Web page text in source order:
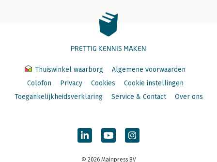
PRETTIG KENNIS MAKEN
Thuiswinkel waarborg
Algemene voorwaarden
Colofon
Privacy Cookies
Cookie instellingen
Toegankelijkheidsverklaring
Service & Contact Over ons
© 2026 Mainpress BV